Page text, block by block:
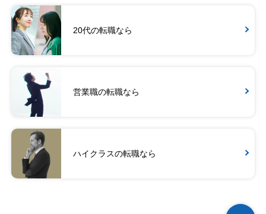
20代の転職なら
営業職の転職なら
ハイクラスの転職なら